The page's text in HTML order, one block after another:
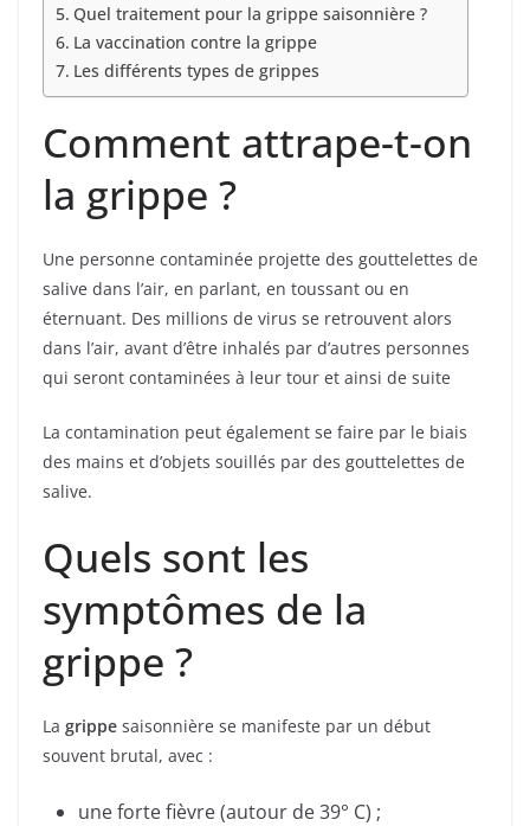
Quel traitement pour la grippe saisonnière ?
La vaccination contre la grippe
Les différents types de grippes
Comment attrape-t-on
la grippe ?
Une personne contaminée projette des gouttelettes de
salive dans l’air, en parlant, en toussant ou en
éternuant. Des millions de virus se retrouvent alors
dans l’air, avant d’être inhalés par d’autres personnes
qui seront contaminées à leur tour et ainsi de suite
La contamination peut également se faire par le biais
des mains et d’objets souillés par des gouttelettes de
salive.
Quels sont les
symptômes de la
grippe ?
La grippe saisonnière se manifeste par un début
souvent brutal, avec :
une forte fièvre (autour de 39° C) ;